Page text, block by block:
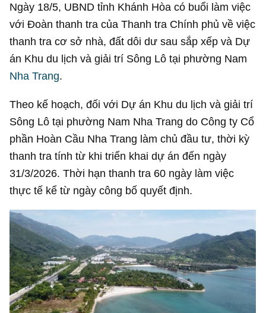
Ngày 18/5, UBND tỉnh Khánh Hòa có buổi làm việc
với Đoàn thanh tra của Thanh tra Chính phủ về việc
thanh tra cơ sở nhà, đất dôi dư sau sắp xếp và Dự
án Khu du lịch và giải trí Sông Lô tại phường Nam
Nha Trang.
Theo kế hoạch, đối với Dự án Khu du lịch và giải trí
Sông Lô tại phường Nam Nha Trang do Công ty Cổ
phần Hoàn Cầu Nha Trang làm chủ đầu tư, thời kỳ
thanh tra tính từ khi triển khai dự án đến ngày
31/3/2026. Thời hạn thanh tra 60 ngày làm việc
thực tế kể từ ngày công bố quyết định.